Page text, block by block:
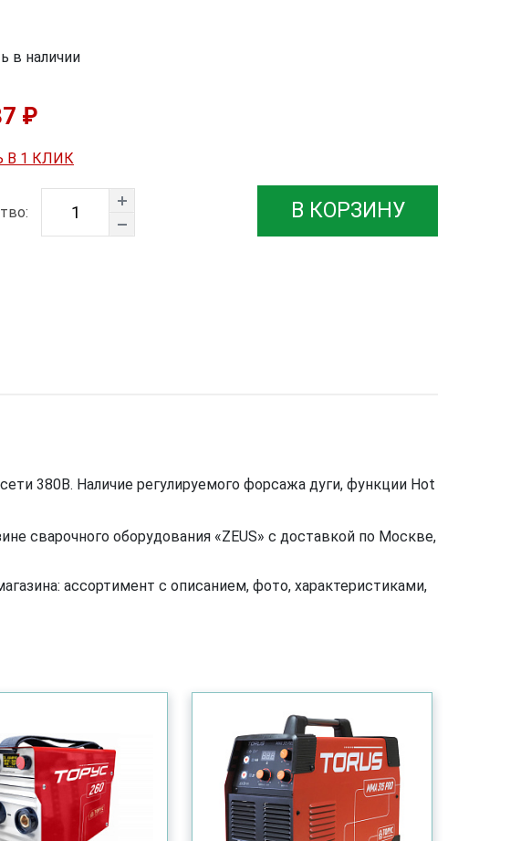
в наличии
₽
В 1 КЛИК
В КОРЗИНУ
380В. Наличие регулируемого форсажа дуги, функции Hot
сварочного оборудования «ZEUS» с доставкой по Москве,
ассортимент с описанием, фото, характеристиками,